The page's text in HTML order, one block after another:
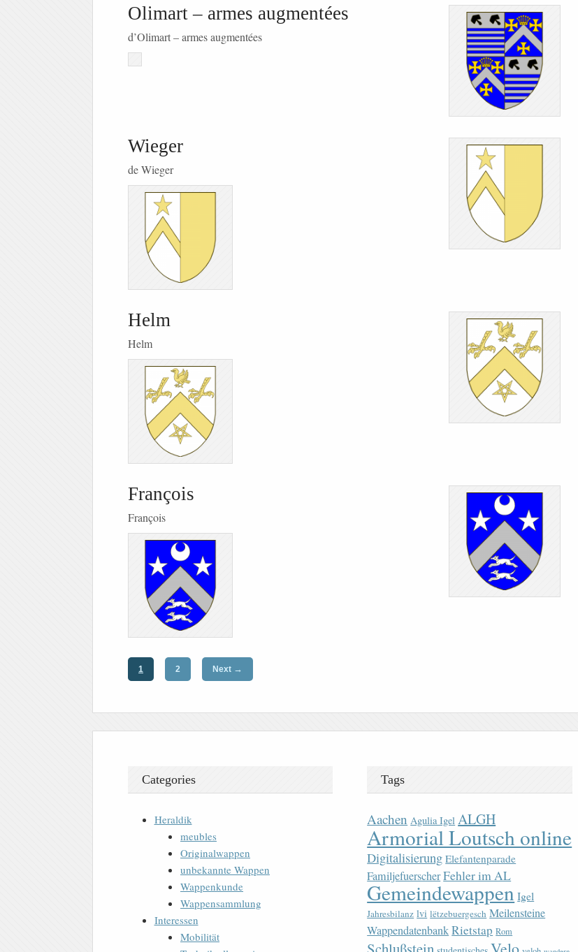
Olimart – armes augmentées
d’Olimart – armes augmentées
Wieger
de Wieger
Helm
Helm
François
François
1 2 Next →
Categories
Heraldik
meubles
Originalwappen
unbekannte Wappen
Wappenkunde
Wappensammlung
Interessen
Mobilität
Tags
Aachen Agulia Igel ALGH
Armorial Loutsch online
Digitalisierung Elefantenparade
FamiljefuerscherFehler im AL
Gemeindewappen Igel
Jahresbilanz lvi lëtzebuergesch Meilensteine
WappendatenbankRietstap Rom